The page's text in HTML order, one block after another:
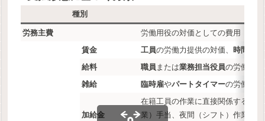
種別
労務主費
労働用役の対価としての費用
賃金
工員の労働力提供の対価、 時間給制
給料
職員 または業務担当役員の労働力
雑給
臨時雇やパートタイマーの労働力
加給金
在籍工員の作業に直接関係する労
業）手当、夜間（シフト）作業手